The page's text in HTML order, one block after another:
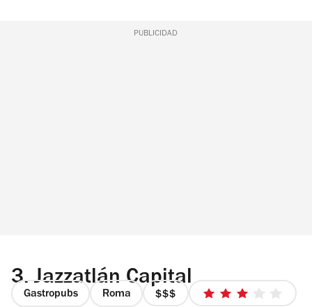
PUBLICIDAD
3. Jazzatlán Capital
Gastropubs Roma
precio
3